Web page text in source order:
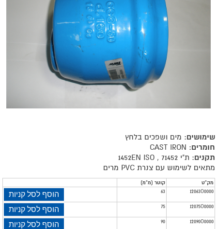
שימושים: מים ושפכים בלחץ
חומרים: CAST IRON
תקנים: ת"י 71452 , 1452EN ISO
מתאים לשימוש עם צנרת PVC מרים
מאפייני
מוצר
מק"ט
קוטר (מ"מ)
12063O0000
63 הוסף לסל קניות
12075O0000
75 הוסף לסל קניות
12090O0000
90 הוסף לסל קניות